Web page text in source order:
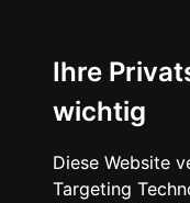
Ihre
wichtig
Diese Website
Targeting